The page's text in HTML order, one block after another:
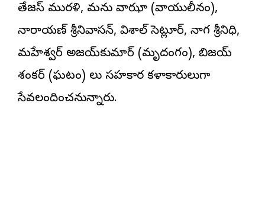
తేజస్ మురళి, మను వాఝా (వాయులీనం),
నారాయణ్ శ్రీనివాసన్, విశాల్ సెట్లూర్, నాగ శ్రీనిధి,
మహేశ్వర్ అజయ్‌కుమార్ (మృదంగం), బిజయ్
శంకర్ (ఘటం) లు సహకార కళాకారులుగా
సేవలందించనున్నారు.